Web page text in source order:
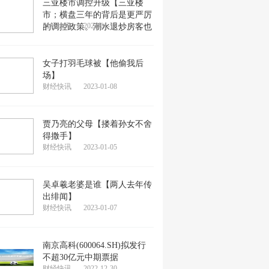
三亚楼市调控升级【三亚楼
市；横盘三年的背后是更严厉
的调控政策。潮水退炒房客也
财经快讯 2023-01-15
女子打羽毛球被【他偷我后
场】
财经快讯 2023-01-08
贾乃亮的父母【搂着孙女不舍
得撒手】
财经快讯 2023-01-05
吴卓羲老婆是谁【两人去年传
出绯闻】
财经快讯 2023-01-07
南京高科(600064.SH)拟发行
不超30亿元中期票据